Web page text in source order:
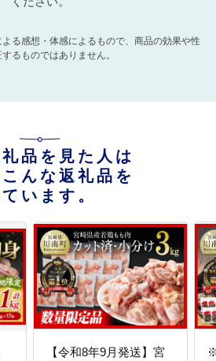
る感想・体感によるもので、商品の効果や性
るものではありません。
品を見た人は
んな返礼品を
ています。
【令和8年9月発送】宮